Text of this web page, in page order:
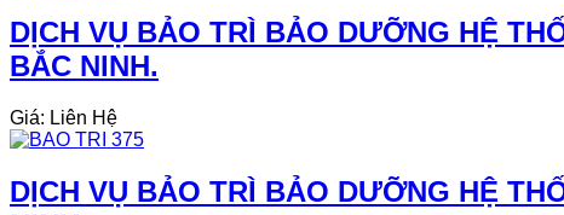
DỊCH VỤ BẢO TRÌ BẢO DƯỠNG HỆ
BẮC NINH.
Giá: Liên Hệ
DỊCH VỤ BẢO TRÌ BẢO DƯỠNG HỆ